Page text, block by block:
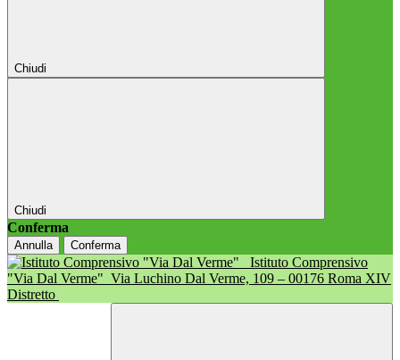
Chiudi
Chiudi
Conferma
Annulla Conferma
Istituto Comprensivo
"Via Dal Verme" Via Luchino Dal Verme, 109 – 00176 Roma XIV
Distretto